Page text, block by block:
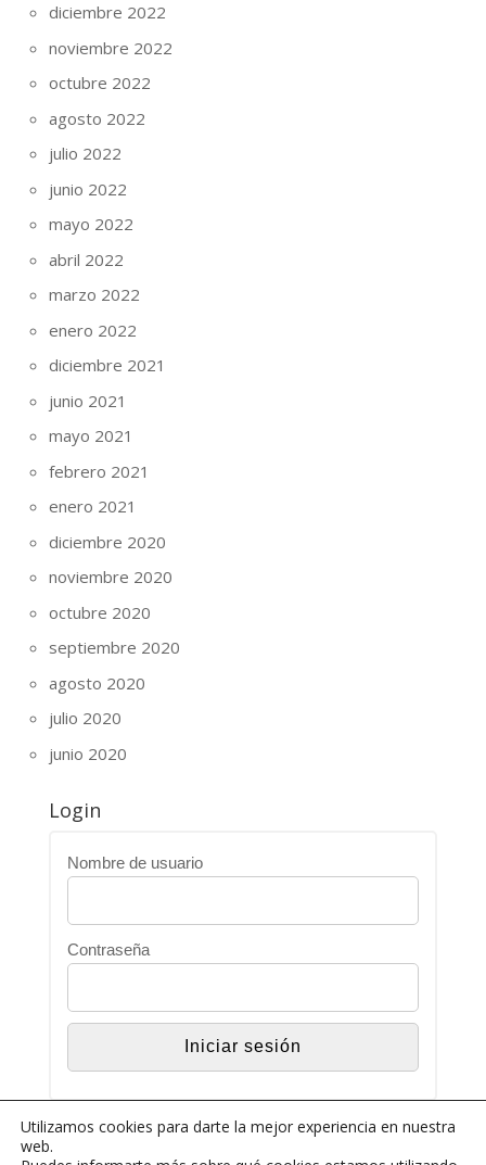
diciembre 2022
noviembre 2022
octubre 2022
agosto 2022
julio 2022
junio 2022
mayo 2022
abril 2022
marzo 2022
enero 2022
diciembre 2021
junio 2021
mayo 2021
febrero 2021
enero 2021
diciembre 2020
noviembre 2020
octubre 2020
septiembre 2020
agosto 2020
julio 2020
junio 2020
Login
Nombre de usuario
Contraseña
Utilizamos cookies para darte la mejor experiencia en nuestra
web.